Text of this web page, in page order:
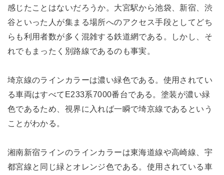
感じたことはないだろうか。大宮駅から池袋、新宿、渋
谷といった人が集まる場所へのアクセス手段としてどち
らも利用者数が多く混雑する鉄道網である。しかし、そ
れでもまったく別路線であるのも事実。
埼京線のラインカラーは濃い緑色である。使用されてい
る車両はすべてE233系7000番台である。塗装が濃い緑
色であるため、視界に入れば一瞬で埼京線であるという
ことがわかる。
湘南新宿ラインのラインカラーは東海道線や高崎線、宇
都宮線と同じ緑とオレンジ色である。使用されている車